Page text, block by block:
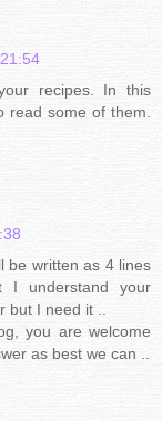
recipes. In this
some of them.
be written as 4 lines
I understand your
I need it ..
you are welcome
as best we can ..